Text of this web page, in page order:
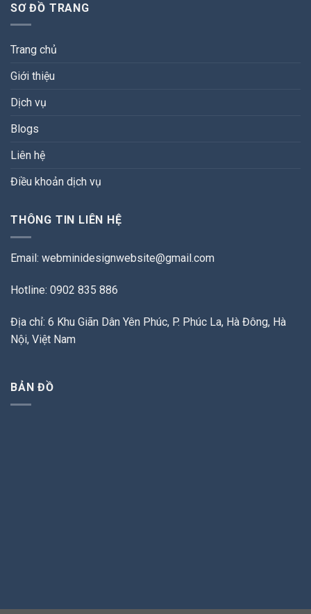
SƠ ĐỒ TRANG
Trang chủ
Giới thiệu
Dịch vụ
Blogs
Liên hệ
Điều khoản dịch vụ
THÔNG TIN LIÊN HỆ
Email: webminidesignwebsite@gmail.com
Hotline: 0902 835 886
Địa chỉ: 6 Khu Giãn Dân Yên Phúc, P. Phúc La, Hà Đông, Hà
Nội, Việt Nam
BẢN ĐỒ